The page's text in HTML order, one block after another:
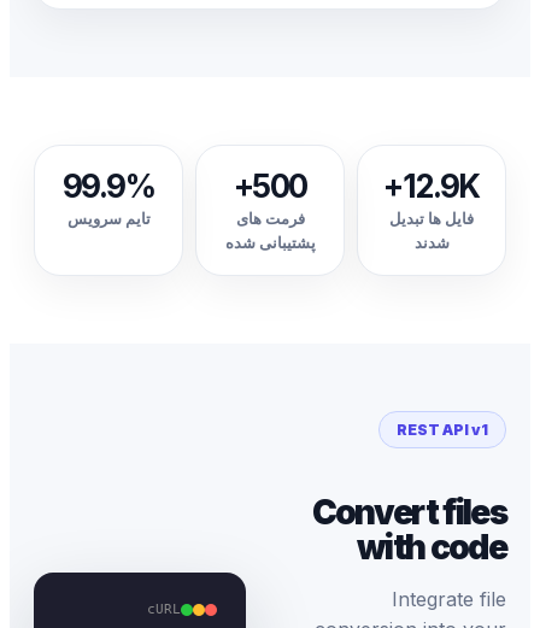
12.9K+
فایل ها تبدیل
شدند
500+
فرمت های
پشتیبانی شده
99.9%
تایم سرویس
REST API v1
Convert files
with code
Integrate file
cURL